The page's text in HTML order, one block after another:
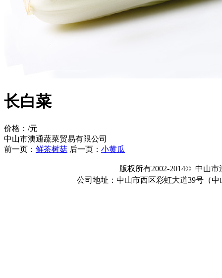
长白菜
价格：/元
中山市澳通蔬菜贸易有限公司
前一页： 鲜茶树菇 后一页： 小黄瓜
版权所有2002-2014© 中山
公司地址：中山市西区彩虹大道39号（